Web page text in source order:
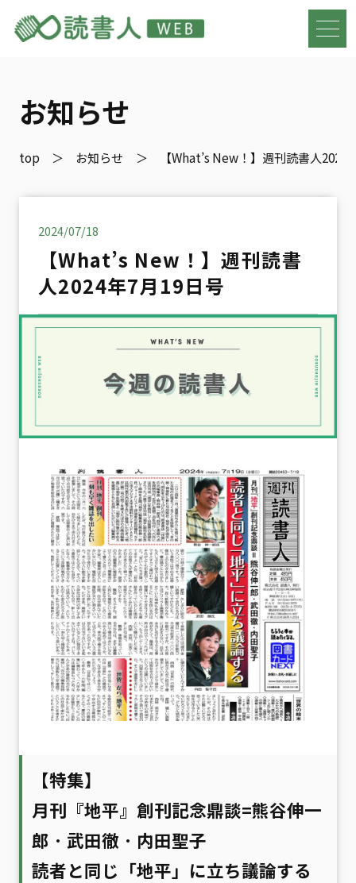
お知らせ
top お知らせ 【What’s New！】週刊読書人2024
2024/07/18
【What’s New！】週刊読書
人2024年7月19日号
【特集】
月刊『地平』創刊記念鼎談=熊谷伸一
郎 · 武田徹 · 内田聖子
読者と同じ「地平」に立ち議論する